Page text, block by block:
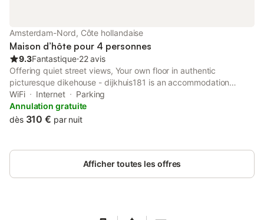
Amsterdam-Nord, Côte hollandaise
Maison d’hôte pour 4 personnes
9.3Fantastique⋅22 avis
Offering quiet street views, Your own floor in authentic
picturesque dikehouse - dijkhuis181 is an accommodation
situated in Amsterdam, 2.9 km from A'DAM Lookout and 4.8 km
from Rembrandt House. It is located 4.
WiFi Internet
Parking
Annulation gratuite
dès 310 € par nuit
Afficher toutes les offres